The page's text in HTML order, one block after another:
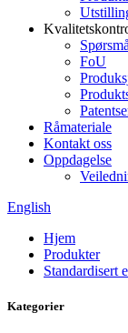
FoU
Råmateriale
Kontakt oss
Oppdagelse
English
Hjem
Produkter
Standardisert
Kategorier